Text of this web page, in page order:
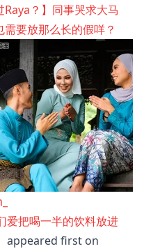
Raya？】同事哭求大马
要放那么长的假咩？
爱把喝一半的饮料放进
appeared first on